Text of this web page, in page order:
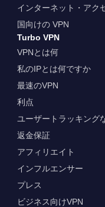
インターネット・アク
国向けの VPN
Turbo VPN
VPNとは何
私のIPとは何ですか
最速のVPN
利点
ユーザートラッキング
返金保証
アフィリエイト
インフルエンサー
プレス
ビジネス向けVPN